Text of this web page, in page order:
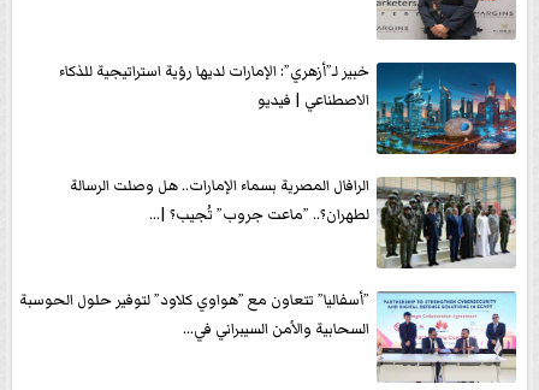
خبير لـ”أزهري”: الإمارات لديها رؤية استراتيجية للذكاء
الاصطناعي | فيديو
الرافال المصرية بسماء الإمارات.. هل وصلت الرسالة
لطهران؟.. ”ماعت جروب” تُجيب؟ |...
”أسفاليا” تتعاون مع ”هواوي كلاود” لتوفير حلول الحوسبة
السحابية والأمن السيبراني في...